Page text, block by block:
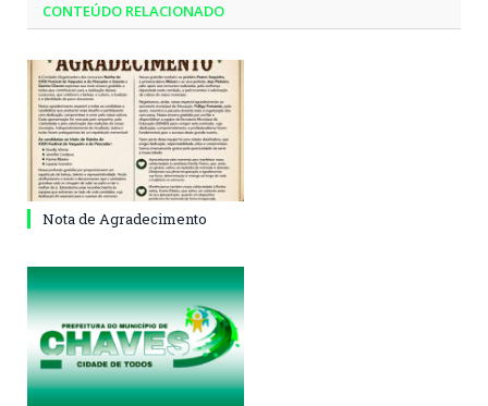
CONTEÚDO RELACIONADO
Nota de Agradecimento